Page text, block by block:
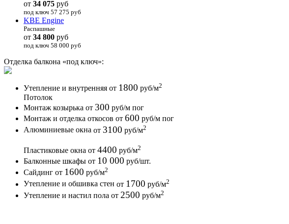
от 34 075 руб
под ключ 57 275 руб
KBE Engine
Распашные
от 34 800 руб
под ключ 58 000 руб
Отделка балкона «под ключ»:
Утепление и внутренняя от 1800 руб/м2
Потолок
Монтаж козырька от 300 руб/м пог
Монтаж и отделка откосов от 600 руб/м пог
Алюминиевые окна от 3100 руб/м2
Пластиковые окна от 4400 руб/м2
Балконные шкафы от 10 000 руб/шт.
Сайдинг от 1600 руб/м2
Утепление и обшивка стен от 1700 руб/м2
Утепление и настил пола от 2500 руб/м2